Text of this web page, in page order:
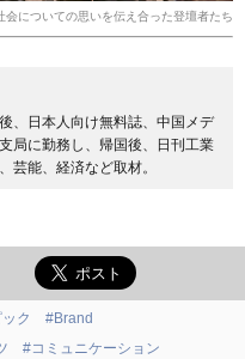
会についての思いを伝え合った登壇者たち
、日本人向け無料誌、中国メデ
局に勤務し、帰国後、日刊工業
芸能、経済など取材。
ク
#Brand
#コミュニケーション